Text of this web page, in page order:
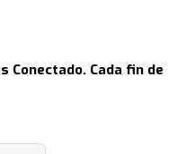
Conectado. Cada fin de